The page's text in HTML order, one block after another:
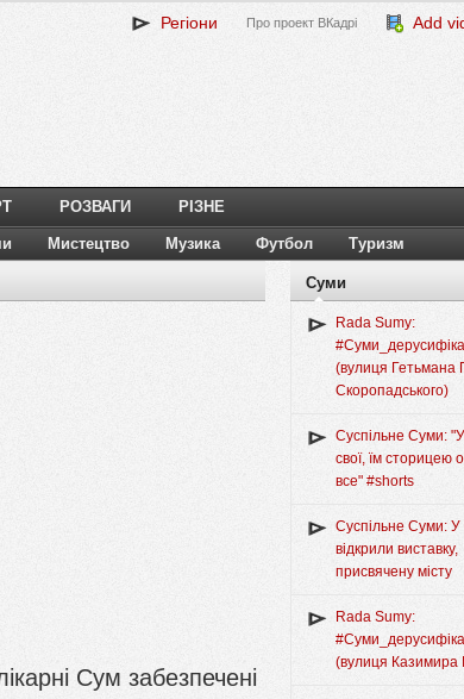
Регіони Про проект ВКадрі Add
РОЗВАГИ РІЗНЕ
Мистецтво Музика Футбол Туризм
Сум забезпечені
Суми
Rada Sumy:
(вулиця Гетьмана
Скоропадського)
Суспільне Суми:
свої, їм сторицею
все" #shorts
Суспільне Суми:
відкрили виставку,
присвячену місту
Rada Sumy:
(вулиця Казимира